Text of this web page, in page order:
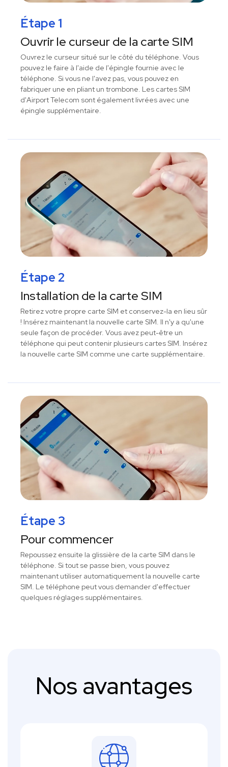
Étape 1
Ouvrir le curseur de la carte SIM
Ouvrez le curseur situé sur le côté du téléphone. Vous
pouvez le faire à l'aide de l'épingle fournie avec le
téléphone. Si vous ne l'avez pas, vous pouvez en
fabriquer une en pliant un trombone. Les cartes SIM
d'Airport Telecom sont également livrées avec une
épingle supplémentaire.
Étape 2
Installation de la carte SIM
Retirez votre propre carte SIM et conservez-la en lieu sûr
! Insérez maintenant la nouvelle carte SIM. Il n'y a qu'une
seule façon de procéder. Vous avez peut-être un
téléphone qui peut contenir plusieurs cartes SIM. Insérez
la nouvelle carte SIM comme une carte supplémentaire.
Étape 3
Pour commencer
Repoussez ensuite la glissière de la carte SIM dans le
téléphone. Si tout se passe bien, vous pouvez
maintenant utiliser automatiquement la nouvelle carte
SIM. Le téléphone peut vous demander d'effectuer
quelques réglages supplémentaires.
Nos avantages